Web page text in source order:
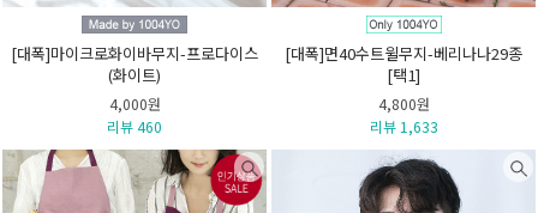
[대폭]마이크로화이바무지-프로다이스
(화이트)
4,000원
리뷰 460
[대폭]면40수트윌무지-베리나나29종
[택1]
4,800원
리뷰 1,633